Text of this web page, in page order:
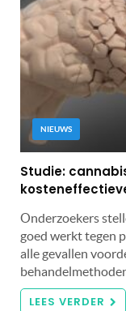
NIEUWS
Studie:
Onderzoekers
goed werkt tegen
alle gevallen
LEES VERDER